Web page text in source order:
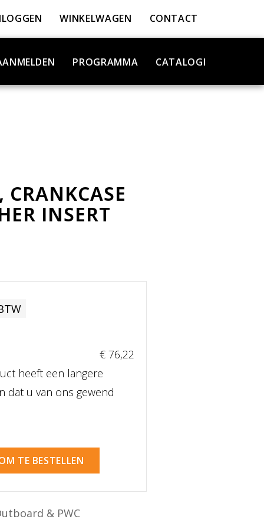
WINKELWAGEN CONTACT
PROGRAMMA CATALOGI
CRANKCASE
INSERT
€ 76,22
heeft een langere
dat u van ons gewend
TE BESTELLEN
& PWC